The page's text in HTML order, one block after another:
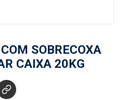
SOBRECOXA
CAIXA 20KG